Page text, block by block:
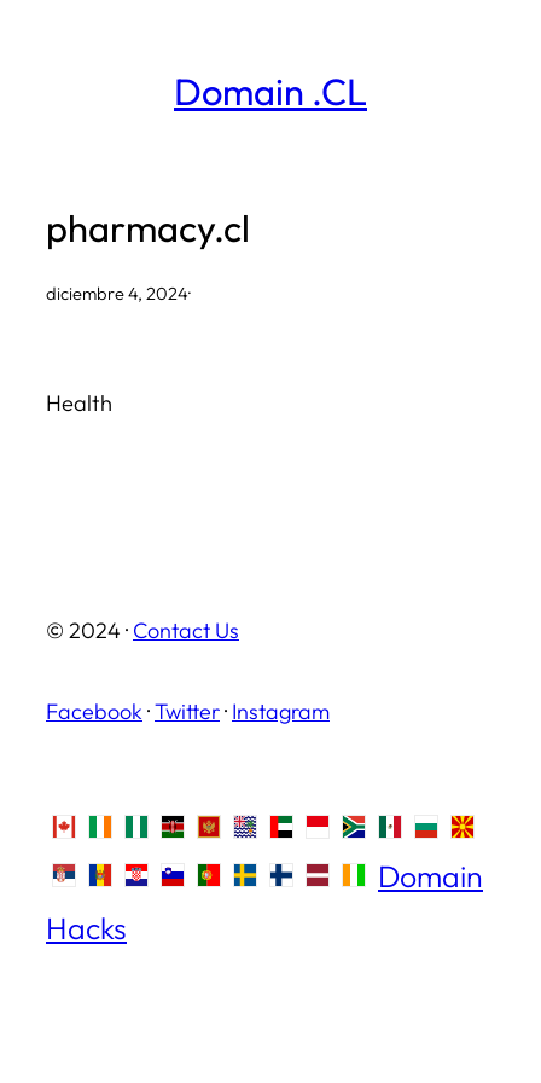
Domain .CL
pharmacy.cl
diciembre 4, 2024·
Health
© 2024 · Contact Us
Facebook ·Twitter· Instagram
Domain
Hacks